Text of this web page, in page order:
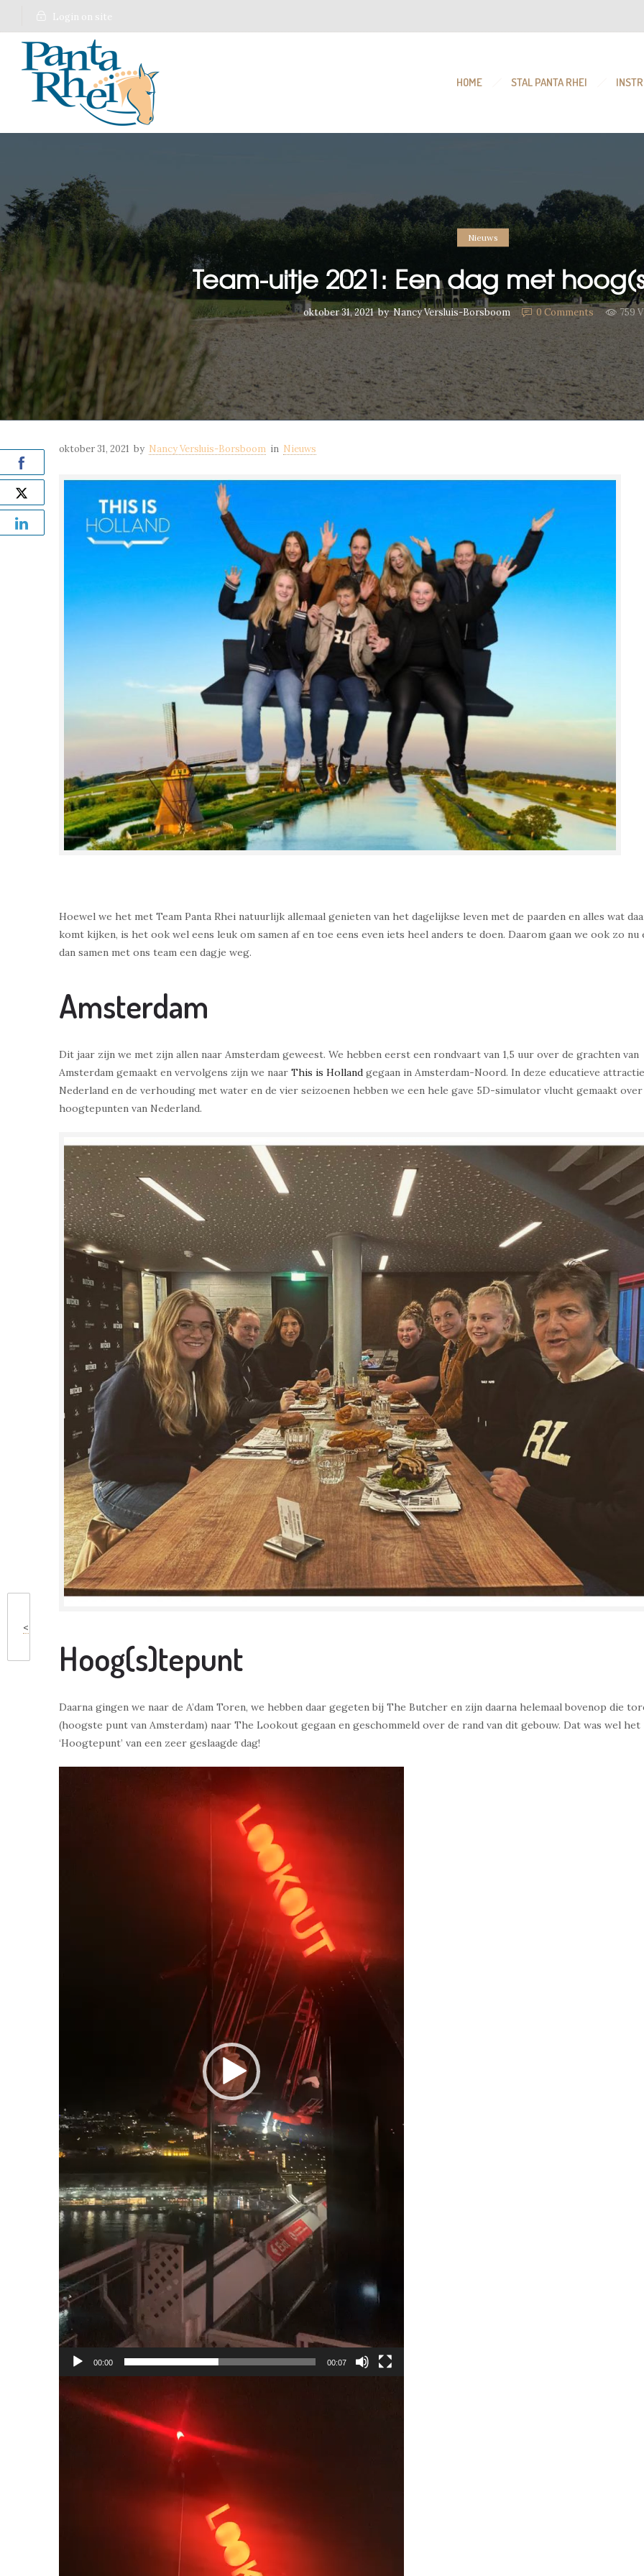
Login on site
HOME STAL PANTA RHEI
Nieuws
Team-uitje 2021: Een dag met
oktober 31, 2021 by Nancy Versluis-Borsboom 0 Comments 759
<
oktober 31, 2021 by Nancy Versluis-Borsboom in Nieuws
Hoewel we het met Team Panta Rhei natuurlijk allemaal genieten van het dagelijkse leven met de paarden en alles wat
komt kijken, is het ook wel eens leuk om samen af en toe eens even iets heel anders te doen. Daarom gaan we ook zo nu
dan samen met ons team een dagje weg.
Amsterdam
Dit jaar zijn we met zijn allen naar Amsterdam geweest. We hebben eerst een rondvaart van 1,5 uur over de grachten van
Amsterdam gemaakt en vervolgens zijn we naar This is Holland gegaan in Amsterdam-Noord. In deze educatieve
Nederland en de verhouding met water en de vier seizoenen hebben we een hele gave 5D-simulator vlucht gemaakt
hoogtepunten van Nederland.
Hoog(s)tepunt
Daarna gingen we naar de A’dam Toren, we hebben daar gegeten bij The Butcher en zijn daarna helemaal bovenop die
(hoogste punt van Amsterdam) naar The Lookout gegaan en geschommeld over de rand van dit gebouw. Dat was wel het
‘Hoogtepunt’ van een zeer geslaagde dag!
00:00 00:07
Videospeler